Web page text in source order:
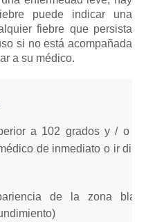
puede indicar una
fiebre que persista
si no está acompañada
a su médico.
a 102 grados y / o
de inmediato o ir
de la zona